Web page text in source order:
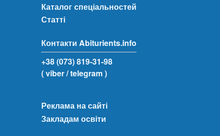
Каталог спеціальностей
Статті
Контакти Abiturients.info
+38 (073) 819-31-98
( viber/ telegram )
Реклама на сайті
Закладам освіти